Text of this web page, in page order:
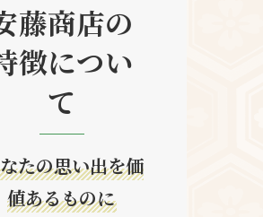
藤商店の
徴につい
て
たの思い出を価
値あるものに